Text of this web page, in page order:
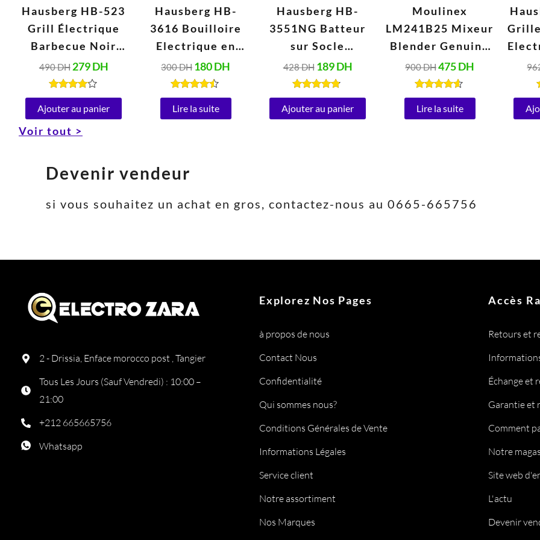
Hausberg HB-523
Grill Électrique
Barbecue Noir
(2000W, 230V,
50Hz)
490DH 279DH
Note
4.00
Ajouter au panier
Hausberg HB-
3616 Bouilloire
Electrique en
Verre 2 Litres,
Arrêt
Automatique,
Base Rotative à
300DH 180DH
Note
4.34
Lire la suite
Hausberg HB-
3551NG Batteur
sur Socle
Électrique avec
Bol 2 Litres Inox
(250W, 220V-
240V, 50/60Hz)
428DH 189DH
Note
4.67
sur 5
Ajouter au panier
Moulinex
LM241B25 Mixeur
Blender Genuine
1,75 Litres (500W,
220V, Blanc)
900DH475DH
Note
4.47
Lire la suite
Voir tout >
Devenir vendeur
si vous souhaitez un achat en gros, contactez-nous au 0665-665756
2 - Drissia, Enface morocco post , Tangier
Tous Les Jours (Sauf Vendredi) : 10:00 –
21:00
+212 665665756
Whatsapp
Explorez Nos Pages
à propos de nous
Contact Nous
Confidentialité
Qui sommes nous?
Conditions Générales de Vente
Informations Légales
Service client
Notre assortiment
Nos Marques
Accès
Retours et
Échange et
Garantie et
Comment
Notre
Site web
L'actu
Devenir